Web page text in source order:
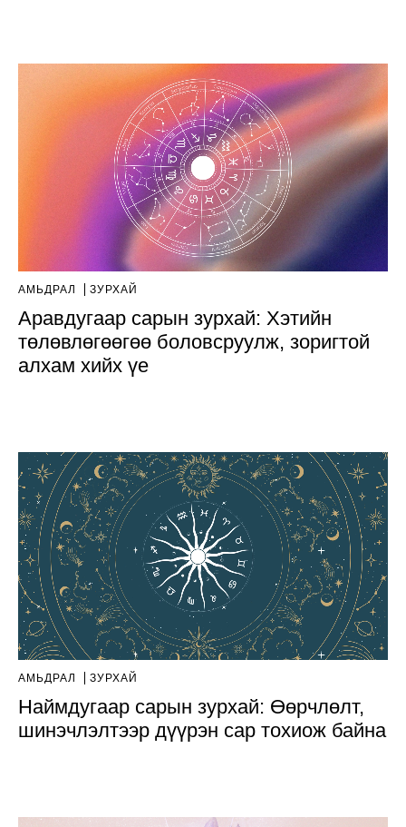
АМЬДРАЛ ЗУРХАЙ
Аравдугаар сарын зурхай: Хэтийн
төлөвлөгөөгөө боловсруулж, зоригтой
алхам хийх үе
АМЬДРАЛ ЗУРХАЙ
Наймдугаар сарын зурхай: Өөрчлөлт,
шинэчлэлтээр дүүрэн сар тохиож байна